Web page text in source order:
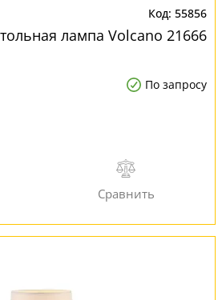
55856
лампа Volcano 21666
По запросу